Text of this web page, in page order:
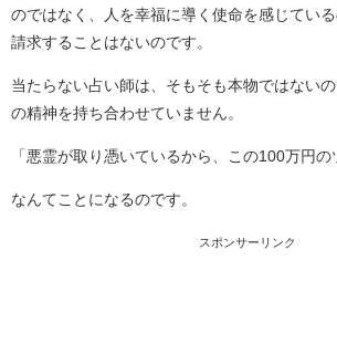
のではなく、人を幸福に導く使命を感じてい
請求することはないのです。
当たらない占い師は、そもそも本物ではない
の精神を持ち合わせていません。
「悪霊が取り憑いているから、この100万円の
なんてことになるのです。
スポンサーリンク